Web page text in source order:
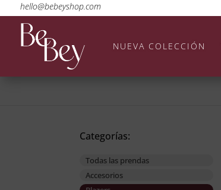
hello@bebeyshop.com
NUEVA COLECCIÓN
Categorías:
Todas las prendas
Accesorios